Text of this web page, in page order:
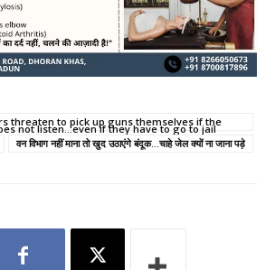
threaten to pick up guns themselves if the
not listen...even if they have to go to jail
वन विभाग नहीं माना तो खुद उठाएंगे बंदूक...चाहे जेल क्यों ना जाना पड़े